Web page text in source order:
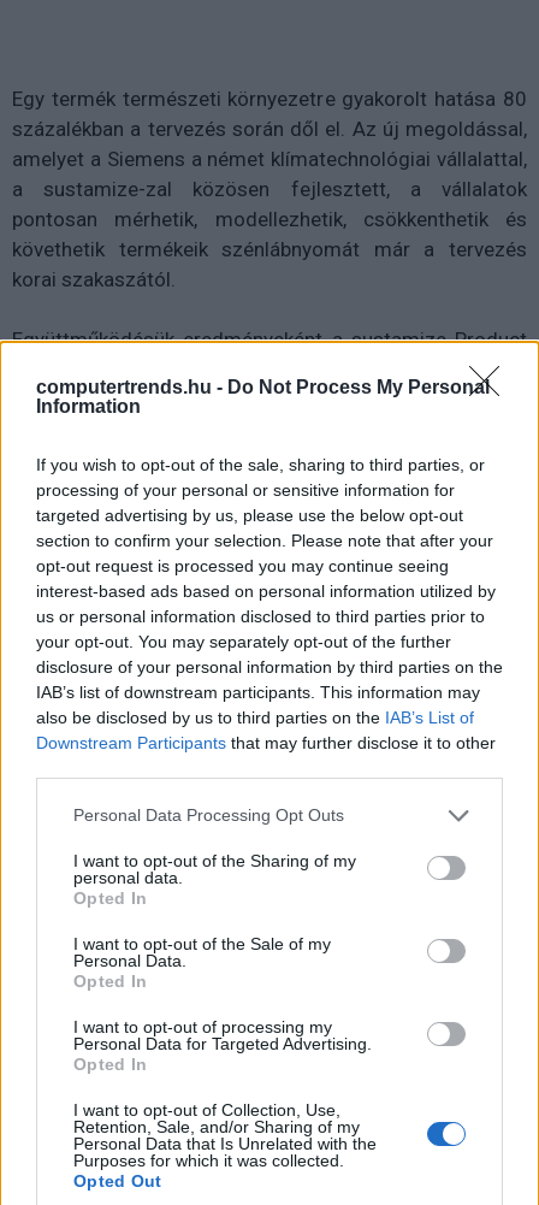
computertrends.hu - Do Not Process My Personal
Information
If you wish to opt-out of the sale, sharing to third parties, or
processing of your personal or sensitive information for
targeted advertising by us, please use the below opt-out
section to confirm your selection. Please note that after your
opt-out request is processed you may continue seeing
interest-based ads based on personal information utilized by
us or personal information disclosed to third parties prior to
your opt-out. You may separately opt-out of the further
disclosure of your personal information by third parties on the
IAB’s list of downstream participants. This information may
also be disclosed by us to third parties on the IAB’s List of
Downstream Participants that may further disclose it to other
Please note that this website/app uses one or more Google
not limited to your visit or usage behaviour. You may click to
grant or deny consent to Google and its third-party tags to
use your data for below specified purposes in below Google
consent section.
Personal Data Processing Opt Outs
I want to opt-out of the Sharing of my
personal data.
Opted In
I want to opt-out of the Sale of my
Personal Data.
Opted In
I want to opt-out of processing my
Personal Data for Targeted Advertising.
Opted In
I want to opt-out of Collection, Use,
Retention, Sale, and/or Sharing of my
Personal Data that Is Unrelated with the
Purposes for which it was collected.
Opted Out
Egy termék természeti környezetre gyakorolt hatása 80
százalékban a tervezés során dől el. Az új megoldással,
amelyet a Siemens a német klímatechnológiai vállalattal,
a sustamize-zal közösen fejlesztett, a vállalatok
pontosan mérhetik, modellezhetik, csökkenthetik és
követhetik termékeik szénlábnyomát már a tervezés
korai szakaszától.
Együttműködésük eredményeként a sustamize Product
Footprint Engine adatai -beleértve a gyakran használt
anyagok és energiahordozók CO2 kibocsátási adatait
elérhetők a Siemens Xcelerator portfóliójában. A
dekarbonizációra összpontosító tervező, mérnöki és
gyártó vállalatok így hathatós támogatást kapnak a
kibocsátás optimalizálásához és menedzseléséhez,
valamint a tiszta gyártási eljárások kifejlesztéséhez.
A Product Footprint Engine, amelyet a DEKRA tanúsított
az ISO 14048 szabvány szerint, több mint két évtized
tudományos kutatásának adataira és iparági tudására
épít. A sustamize technológiája a világ legnagyobb
algoritmusok segítségével automatizálja a termék-
szénlábnyom kezelését.